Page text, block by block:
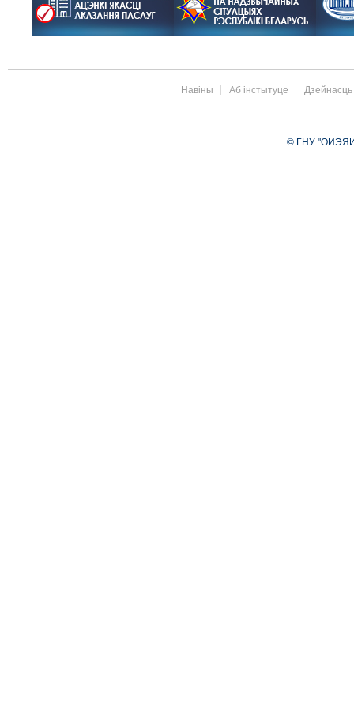
Навіны Аб інстытуце Дзейнасць
© ГНУ